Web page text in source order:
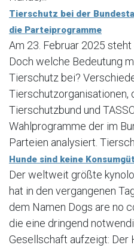
Tierschutz bei der
die Parteiprogramme
Am 23. Februar 2025
Doch welche Bedeutung
Tierschutz bei?
Tierschutzorganisationen,
Tierschutzbund und
Wahlprogramme der im
Parteien analysiert.
Hunde sind keine
Der weltweit größte
hat in den vergangenen
dem Namen Dogs are no
die eine dringend
Gesellschaft aufzeigt: Der